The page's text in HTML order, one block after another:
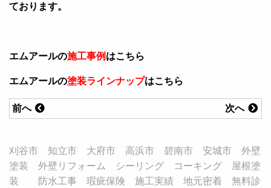
ております。
エムアールの施工事例 はこちら
エムアールの塗装ラインナップはこちら
次へ
前へ
刈谷市 知立市 大府市 高浜市 碧南市 安城市 外壁
塗装 外壁リフォーム シーリング コーキング 屋根塗
装 防水工事 瑕疵保険 施工実績 地元密着 無料診